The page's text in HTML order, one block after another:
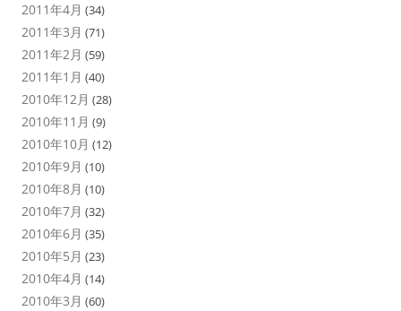
2011年4月 (34)
2011年3月 (71)
2011年2月 (59)
2011年1月 (40)
2010年12月 (28)
2010年11月 (9)
2010年10月 (12)
2010年9月 (10)
2010年8月 (10)
2010年7月 (32)
2010年6月 (35)
2010年5月 (23)
2010年4月 (14)
2010年3月 (60)